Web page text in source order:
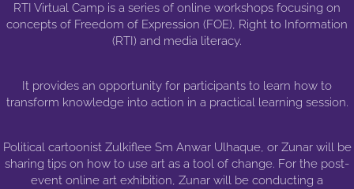
RTI Virtual Camp is a series of online workshops focusing on
concepts of Freedom of Expression (FOE), Right to Information
(RTI) and media literacy.
It provides an opportunity for participants to learn how to
transform knowledge into action in a practical learning session.
Political cartoonist Zulkiflee Sm Anwar Ulhaque, or Zunar will be
sharing tips on how to use art as a tool of change. For the post-
event online art exhibition, Zunar will be conducting a